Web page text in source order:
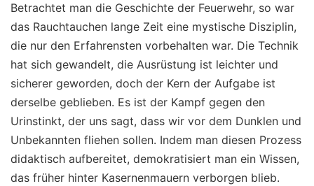
Betrachtet man die Geschichte der Feuerwehr, so war
das Rauchtauchen lange Zeit eine mystische Disziplin,
die nur den Erfahrensten vorbehalten war. Die Technik
hat sich gewandelt, die Ausrüstung ist leichter und
sicherer geworden, doch der Kern der Aufgabe ist
derselbe geblieben. Es ist der Kampf gegen den
Urinstinkt, der uns sagt, dass wir vor dem Dunklen und
Unbekannten fliehen sollen. Indem man diesen Prozess
didaktisch aufbereitet, demokratisiert man ein Wissen,
das früher hinter Kasernenmauern verborgen blieb.